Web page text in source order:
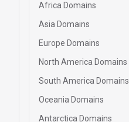
Africa Domains
Asia Domains
Europe Domains
North America Domains
South America Domains
Oceania Domains
Antarctica Domains